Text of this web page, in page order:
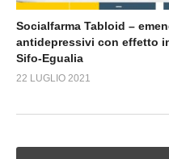
Socialfarma Tabloid –
antidepressivi con effetto
Sifo-Egualia
22 LUGLIO 2021